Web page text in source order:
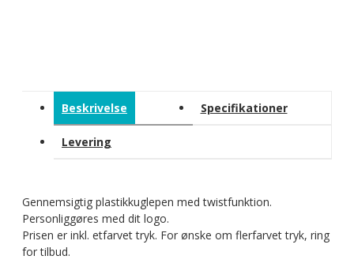
Beskrivelse Specifikationer
Levering
Gennemsigtig plastikkuglepen med twistfunktion.
Personliggøres med dit logo.
Prisen er inkl. etfarvet tryk. For ønske om flerfarvet tryk, ring
for tilbud.